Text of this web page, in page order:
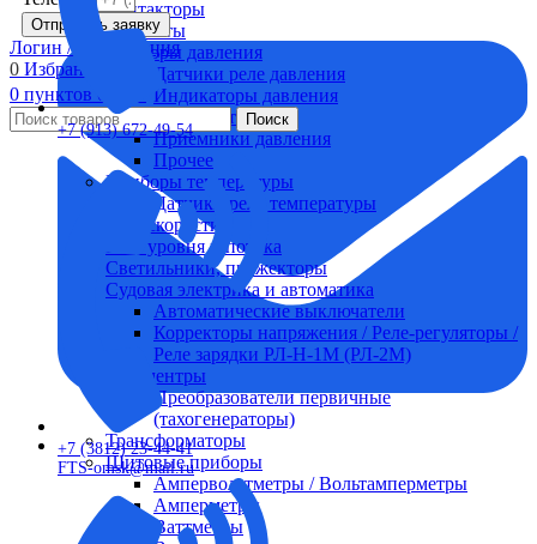
FTS-omsk@mail.ru
Контакторы
Контакты
Приборы давления
Датчики реле давления
Индикаторы давления
Максиметры
Приемники давления
Прочее
Приборы температуры
Датчики реле температуры
Реле скорости
Реле уровня и потока
Светильники, прожекторы
Судовая электрика и автоматика
Автоматические выключатели
Корректоры напряжения / Реле-регуляторы /
Реле зарядки РЛ-Н-1М (РЛ-2М)
Тахоментры
Преобразователи первичные
(тахогенераторы)
Трансформаторы
Щитовые приборы
Ампервольтметры / Вольтамперметры
Амперметры
Ваттметры
Отправить заявку
Логин / Регистрация
0 Избранные
0 пунктов 0,00
Поиск
+7 (913) 672-49-54
+7 (3812) 23-44-41